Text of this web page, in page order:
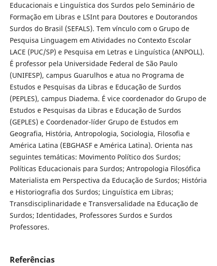
Educacionais e Linguística dos Surdos pelo Seminário de
Formação em Libras e LSInt para Doutores e Doutorandos
Surdos do Brasil (SEFALS). Tem vínculo com o Grupo de
Pesquisa Linguagem em Atividades no Contexto Escolar
LACE (PUC/SP) e Pesquisa em Letras e Linguística (ANPOLL).
É professor pela Universidade Federal de São Paulo
(UNIFESP), campus Guarulhos e atua no Programa de
Estudos e Pesquisas da Libras e Educação de Surdos
(PEPLES), campus Diadema. É vice coordenador do Grupo de
Estudos e Pesquisas da Libras e Educação de Surdos
(GEPLES) e Coordenador-líder Grupo de Estudos em
Geografia, História, Antropologia, Sociologia, Filosofia e
América Latina (EBGHASF e América Latina). Orienta nas
seguintes temáticas: Movimento Político dos Surdos;
Políticas Educacionais para Surdos; Antropologia Filosófica
Materialista em Perspectiva da Educação de Surdos; História
e Historiografia dos Surdos; Linguística em Libras;
Transdisciplinaridade e Transversalidade na Educação de
Surdos; Identidades, Professores Surdos e Surdos
Professores.
Referências